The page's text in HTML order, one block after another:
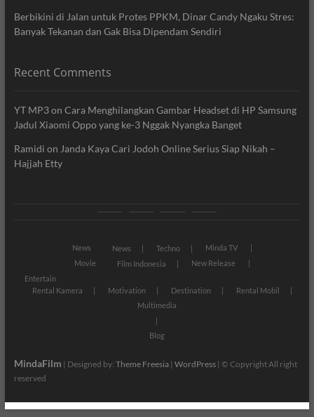
Berbikini di Jalan untuk Protes PPKM, Dinar Candy Ngaku Stres:
Banyak Tekanan dan Gak Bisa Dipendam Sendiri
Recent Comments
YT MP3on Cara Menghilangkan Gambar Headset di HP Samsung
Jadul Xiaomi Oppo yang ke-3 Nggak Nyangka Banget
Ramidi on Janda Kaya Cari Jodoh Online Serius Siap Nikah –
Hajjah Etty
News News Techno
Minda TV
Movie
Film Indonesia
New Release
Entertain
Rental Kamera
Motivation Destination
Rental Mobil
Multimedia
Blog
MindaFilm | Designed by: Theme Freesia| WordPress| © Copyright All right
reserved